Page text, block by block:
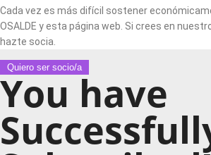
Cada vez es más difícil sostener
OSALDE y esta página web. Si crees en
hazte socia.
Quiero ser socio/a
You have